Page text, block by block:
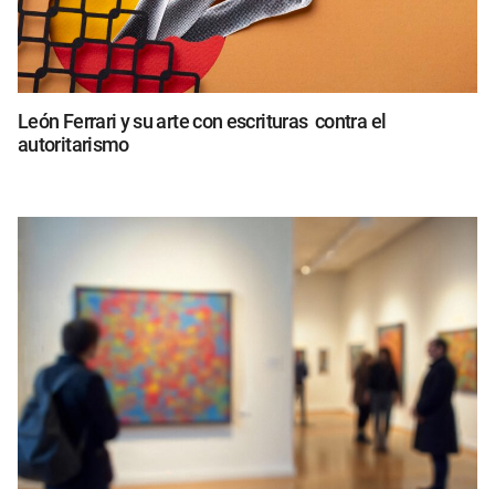
León Ferrari y su arte con escrituras contra el
autoritarismo